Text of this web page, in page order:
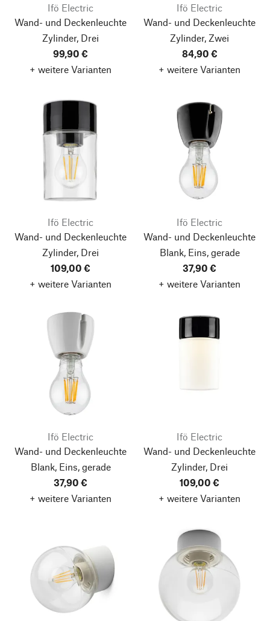
Ifö Electric
Wand- und Deckenleuchte
Zylinder, Drei
99,90 €
+ weitere Varianten
Ifö Electric
Wand- und Deckenleuchte
Zylinder, Zwei
84,90 €
+ weitere Varianten
Ifö Electric
Wand- und Deckenleuchte
Zylinder, Drei
109,00 €
+ weitere Varianten
Ifö Electric
Wand- und Deckenleuchte
Blank, Eins, gerade
37,90 €
+ weitere Varianten
Ifö Electric
Wand- und Deckenleuchte
Blank, Eins, gerade
37,90 €
+ weitere Varianten
Ifö Electric
Wand- und Deckenleuchte
Zylinder, Drei
109,00 €
+ weitere Varianten